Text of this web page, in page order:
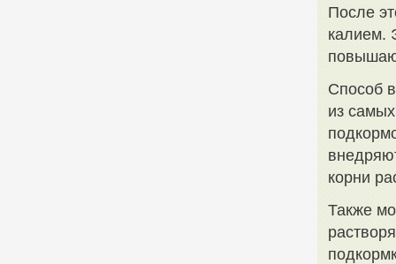
После
калием.
Способ
из
корни
Также